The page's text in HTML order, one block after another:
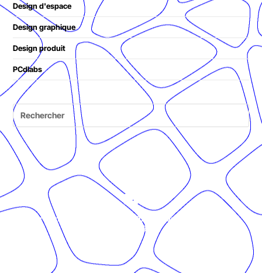
Design d'espace
Design graphique
Design produit
PCdlabs
© Présent Composé design - 2024 - Tous droits réservés -
mentions légales